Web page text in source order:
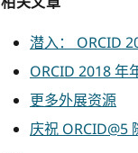
潜入： ORCID
ORCID 2018 年
更多外展资源
庆祝 ORCID@5